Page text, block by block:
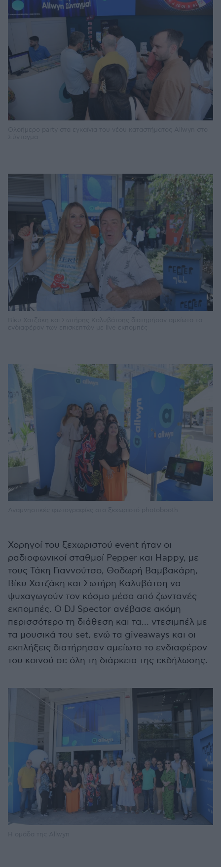
Χορηγοί του ξεχωριστού event ήταν οι
ραδιοφωνικοί σταθμοί Pepper και Happy, με
τους Τάκη Γιαννούτσο, Θοδωρή Βαμβακάρη,
Βίκυ Χατζάκη και Σωτήρη Καλυβάτση να
ψυχαγωγούν τον κόσμο μέσα από ζωντανές
εκπομπές. Ο DJ Spector ανέβασε ακόμη
περισσότερο τη διάθεση και τα… ντεσιμπέλ με
τα μουσικά του set, ενώ τα giveaways και οι
εκπλήξεις διατήρησαν αμείωτο το ενδιαφέρον
του κοινού σε όλη τη διάρκεια της εκδήλωσης.